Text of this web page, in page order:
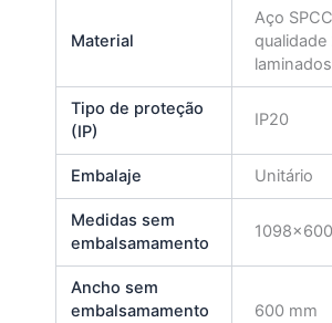
Material
Aço
qualidade
Tipo de proteção
(IP)
IP20
Embalaje Unitário
Medidas sem
embalsamamento
Ancho sem
embalsamamento
600 mm